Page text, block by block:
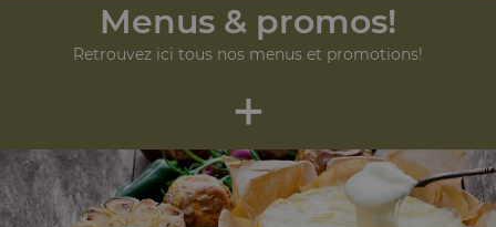
Menus & promos!
Retrouvez ici tous nos menus et promotions!
+